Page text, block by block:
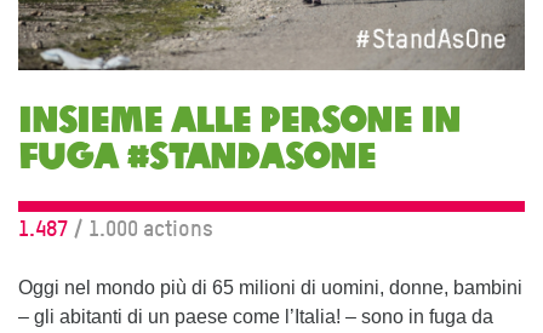
INSIEME ALLE PERSONE IN
FUGA #StandAsOne
1.487 / 1.000 actions
Oggi nel mondo più di 65 milioni di uomini, donne, bambini
– gli abitanti di un paese come l’Italia! – sono in fuga da